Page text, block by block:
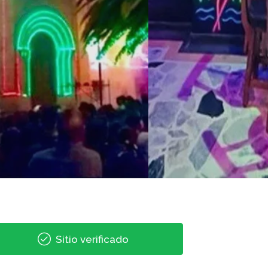
Sitio verificado